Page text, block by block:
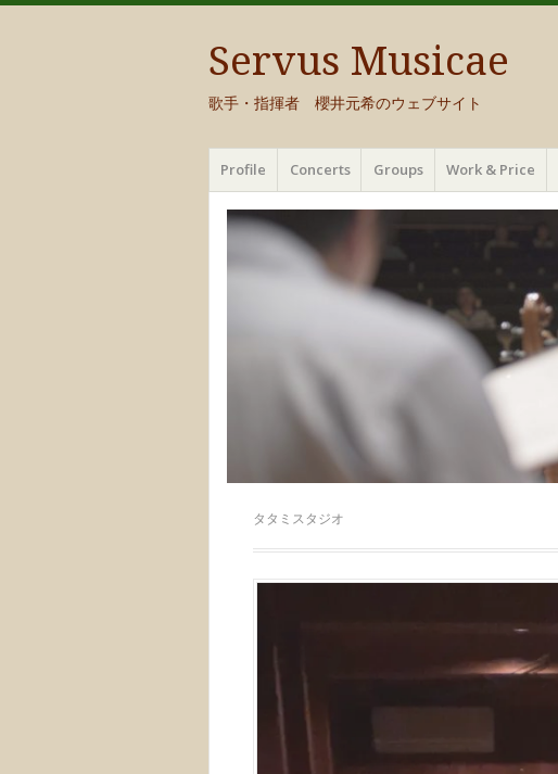
Servus Musicae
歌手・指揮者 櫻井元希のウェブサイト
メ
ニ
コ
ンProfile Concerts Groups Work & Price
タタミスタジオ